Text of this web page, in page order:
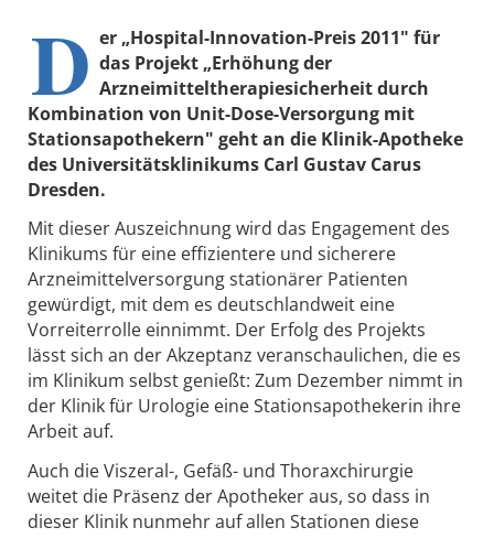
D er „Hospital-Innovation-Preis 2011" für
das Projekt „Erhöhung der
Arzneimitteltherapiesicherheit durch
Kombination von Unit-Dose-Versorgung mit
Stationsapothekern" geht an die Klinik-Apotheke
des Universitätsklinikums Carl Gustav Carus
Dresden.
Mit dieser Auszeichnung wird das Engagement des
Klinikums für eine effizientere und sicherere
Arzneimittelversorgung stationärer Patienten
gewürdigt, mit dem es deutschlandweit eine
Vorreiterrolle einnimmt. Der Erfolg des Projekts
lässt sich an der Akzeptanz veranschaulichen, die es
im Klinikum selbst genießt: Zum Dezember nimmt in
der Klinik für Urologie eine Stationsapothekerin ihre
Arbeit auf.
Auch die Viszeral-, Gefäß- und Thoraxchirurgie
weitet die Präsenz der Apotheker aus, so dass in
dieser Klinik nunmehr auf allen Stationen diese